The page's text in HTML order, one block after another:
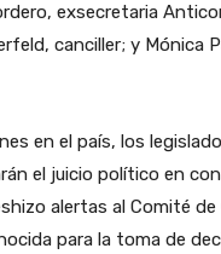
exsecretaria
canciller; y Mónica
en el país, los
el juicio político en
alertas al Comité
para la toma de